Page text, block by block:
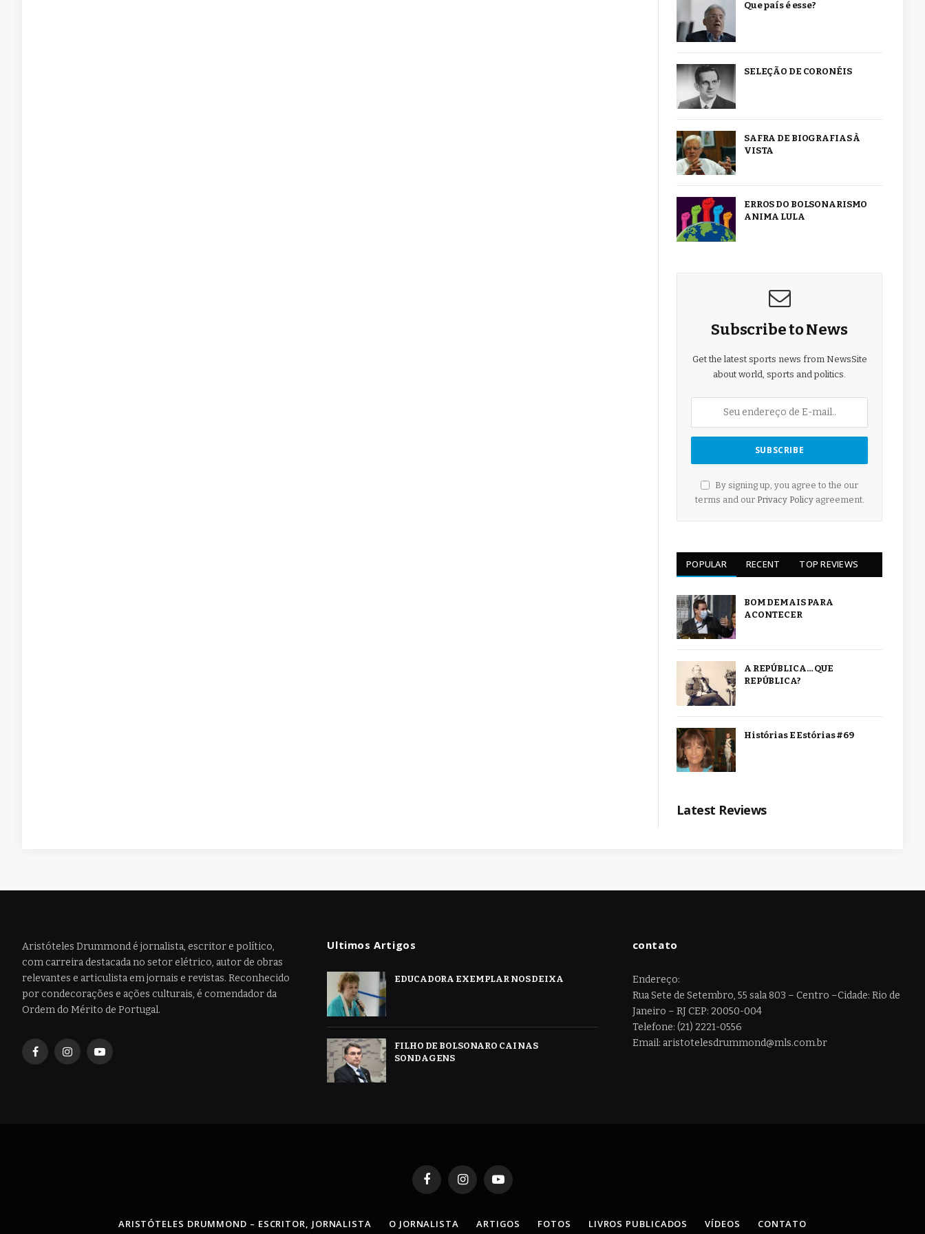
Que país é esse?
SELEÇÃO DE CORONÉIS
SAFRA DE BIOGRAFIAS À
VISTA
ERROS DO BOLSONARISMO
ANIMA LULA
Subscribe to News
Get the latest sports news from NewsSite
about world, sports and politics.
By signing up, you agree to the our
terms and our Privacy Policyagreement.
POPULAR RECENT TOP REVIEWS
BOM DEMAIS PARA
ACONTECER
A REPÚBLICA… QUE
REPÚBLICA?
Histórias E Estórias #69
Latest Reviews
Aristóteles Drummond é jornalista, escritor e político,
com carreira destacada no setor elétrico, autor de obras
relevantes e articulista em jornais e revistas. Reconhecido
por condecorações e ações culturais, é comendador da
Ordem do Mérito de Portugal.
FacebookInstagramYouTube
Ultimos Artigos
EDUCADORA EXEMPLAR NOS DEIXA
FILHO DE BOLSONARO CAI NAS
SONDAGENS
contato
Endereço:
Rua Sete de Setembro, 55 sala 803 – Centro –Cidade: Rio de
Janeiro – RJ CEP: 20050-004
Telefone: (21) 2221-0556
Email: aristotelesdrummond@mls.com.br
FacebookInstagramYouTube
ARISTÓTELES DRUMMOND – ESCRITOR, JORNALISTA O JORNALISTA ARTIGOS FOTOS LIVROS PUBLICADOS VÍDEOS CONTATO